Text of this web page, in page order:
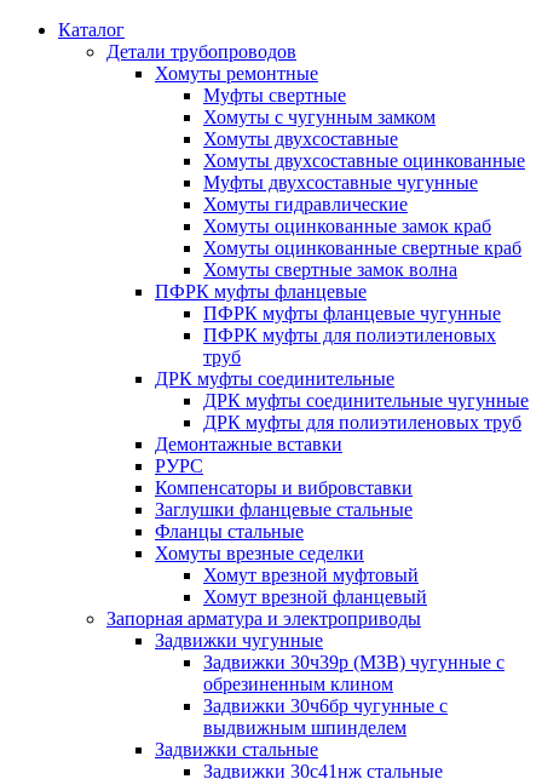
Каталог
Детали трубопроводов
Хомуты ремонтные
Муфты свертные
Хомуты с чугунным замком
Хомуты двухсоставные
Хомуты двухсоставные оцинкованные
Муфты двухсоставные чугунные
Хомуты гидравлические
Хомуты оцинкованные замок краб
Хомуты оцинкованные свертные краб
Хомуты свертные замок волна
ПФРК муфты фланцевые
ПФРК муфты фланцевые чугунные
ПФРК муфты для полиэтиленовых
труб
ДРК муфты соединительные
ДРК муфты соединительные чугунные
ДРК муфты для полиэтиленовых труб
Демонтажные вставки
РУРС
Компенсаторы и вибровставки
Заглушки фланцевые стальные
Фланцы стальные
Хомуты врезные седелки
Хомут врезной муфтовый
Хомут врезной фланцевый
Запорная арматура и электроприводы
Задвижки чугунные
Задвижки 30ч39р (МЗВ) чугунные с
обрезиненным клином
Задвижки 30ч6бр чугунные с
выдвижным шпинделем
Задвижки стальные
Задвижки 30с41нж стальные